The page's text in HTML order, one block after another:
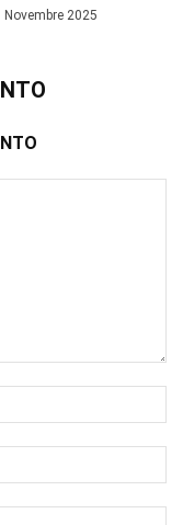
Novembre 2025